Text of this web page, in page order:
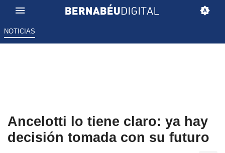
NOTICIAS
Ancelotti lo tiene claro: ya hay
decisión tomada con su futuro